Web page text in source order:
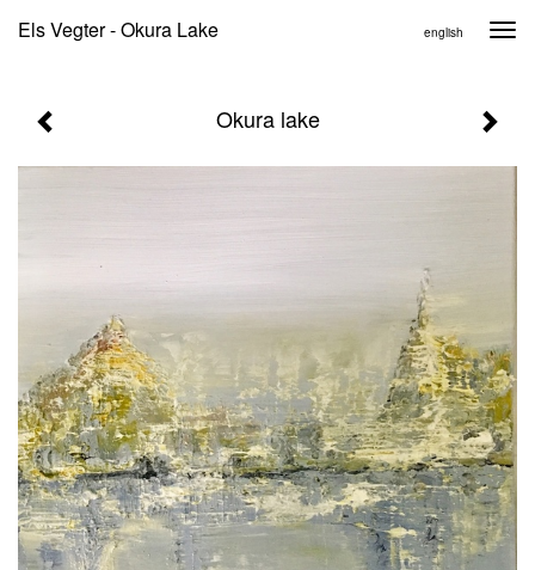
Els Vegter - Okura Lake english
Okura lake